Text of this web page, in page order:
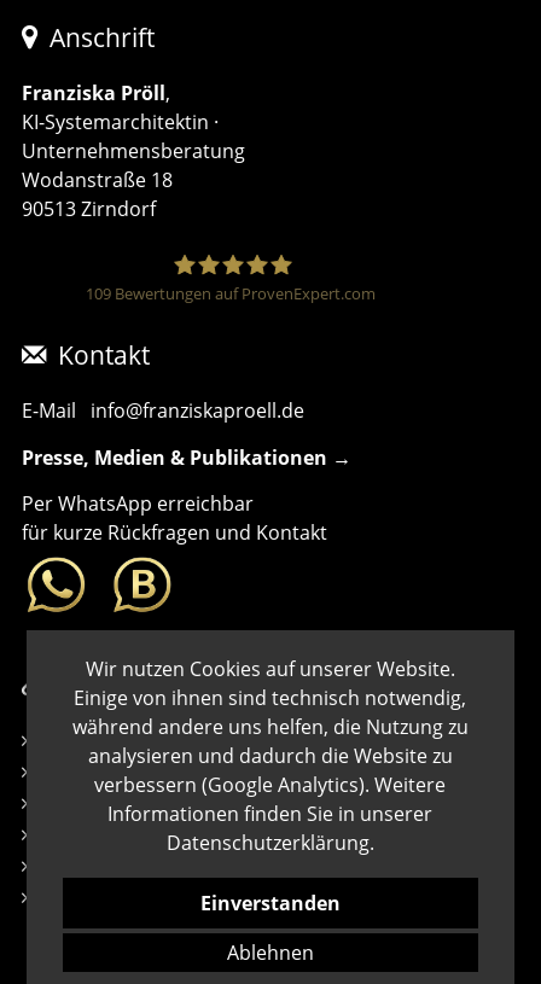
Anschrift
Franziska Pröll,
KI-Systemarchitektin ·
Unternehmensberatung
Wodanstraße 18
90513 Zirndorf
Systemarchitektin
109 Bewertungen auf ProvenExpert.com
Kontakt
E-Mail info@franziskaproell.de
Presse, Medien & Publikationen →
Per WhatsApp erreichbar
für kurze Rückfragen und Kontakt
Links
Kontakt
Impressum
Datenschutz
Wir nutzen Cookies auf unserer Website.
Einige von ihnen sind technisch notwendig,
während andere uns helfen, die Nutzung zu
analysieren und dadurch die Website zu
verbessern (Google Analytics). Weitere
Informationen finden Sie in unserer
Datenschutzerklärung.
Einverstanden
Ablehnen